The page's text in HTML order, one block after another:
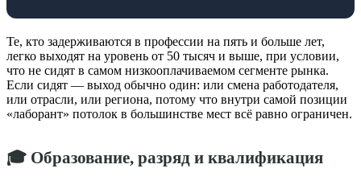
Те, кто задерживаются в профессии на пять и больше лет,
легко выходят на уровень от 50 тысяч и выше, при условии,
что не сидят в самом низкооплачиваемом сегменте рынка.
Если сидят — выход обычно один: или смена работодателя,
или отрасли, или региона, потому что внутри самой позиции
«лаборант» потолок в большинстве мест всё равно ограничен.
🎓 Образование, разряд и квалификация